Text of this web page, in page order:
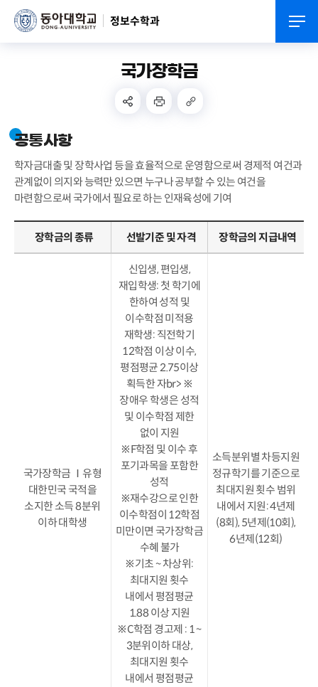
정보수학과
국가장학금
공통사항
학자금대출 및 장학사업 등을 효율적으로 운영함으로써 경제적 여건과
관계없이 의지와 능력만 있으면 누구나 공부할 수 있는 여건을
마련함으로써 국가에서 필요로 하는 인재육성에 기여
장학금의 종류 선발기준 및 자격 장학금의 지급내역
국가장학금 Ⅰ유형
대한민국 국적을
소지한 소득 8분위
이하 대학생
신입생, 편입생,
재입학생: 첫 학기에
한하여 성적 및
이수학점 미적용
재학생: 직전학기
12학점 이상 이수,
평점평균 2.75이상
획득한 자br> ※
장애우 학생은 성적
및 이수학점 제한
없이 지원
※F학점 및 이수 후
포기과목을 포함한
성적
※재수강으로 인한
이수학점이 12학점
미만이면 국가장학금
수혜 불가
※기초 ~ 차상위:
최대지원 횟수
내에서 평점평균
1.88 이상 지원
※C학점 경고제 : 1 ~
3분위이하 대상,
최대지원 횟수
내에서 평점평균
소득분위별 차등지원
정규학기를 기준으로
최대지원 횟수 범위
내에서 지원: 4년제
(8회), 5년제(10회),
6년제(12회)